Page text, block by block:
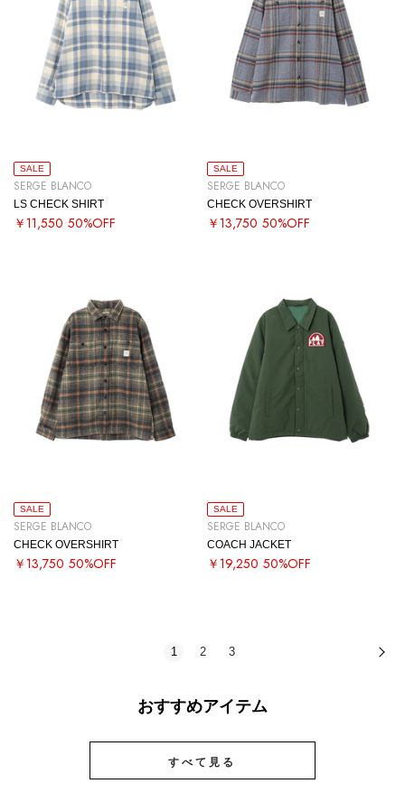
SALE
SERGE BLANCO
LS CHECK SHIRT
￥11,550 50%OFF
SALE
SERGE BLANCO
CHECK OVERSHIRT
￥13,750 50%OFF
SALE
SERGE BLANCO
CHECK OVERSHIRT
￥13,750 50%OFF
SALE
SERGE BLANCO
COACH JACKET
￥19,250 50%OFF
1 2 3
おすすめアイテム
すべて見る